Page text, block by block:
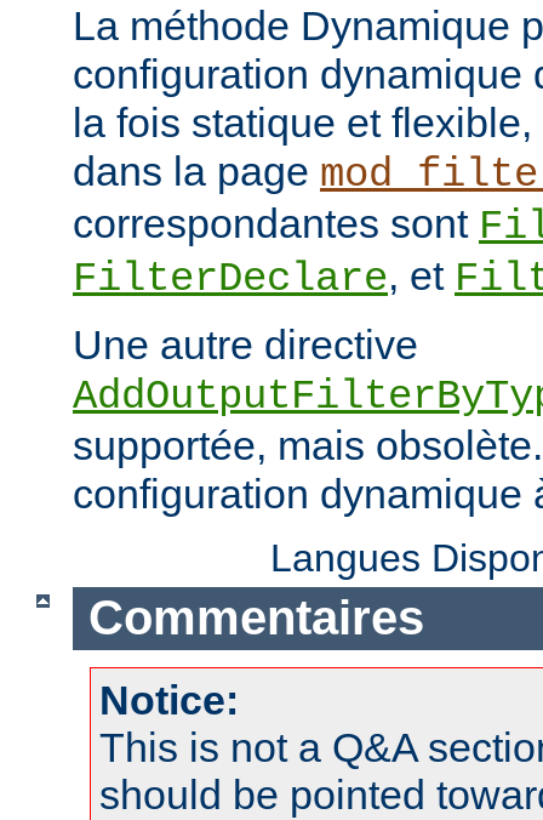
La méthode Dynamique
configuration dynamique
la fois statique et
dans la page
correspondantes sont
FilterDeclare, et
Une autre directive
supportée, mais
configuration dynamique
Langues
Commentaires
Notice:
This is not a Q&A
should be pointed